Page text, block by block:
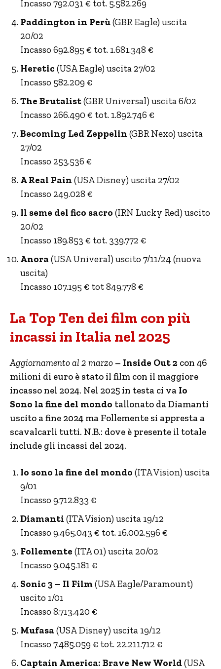
Incasso 792.031 € tot. 5.582.269
Paddington in Perù(GBR Eagle) uscita
20/02
Incasso 692.895 € tot. 1.681.348 €
Heretic (USA Eagle) uscita 27/02
Incasso 582.209 €
The Brutalist(GBR Universal) uscita 6/02
Incasso 266.490 € tot. 1.892.746 €
Becoming Led Zeppelin (GBR Nexo) uscita
27/02
Incasso 253.536 €
A Real Pain (USA Disney) uscita 27/02
Incasso 249.028 €
Il seme del fico sacro (IRN Lucky Red) uscito
20/02
Incasso 189.853 € tot. 339.772 €
Anora (USA Univeral) uscito 7/11/24 (nuova
uscita)
Incasso 107.195 € tot 849.778 €
La Top Ten dei film con più
incassi in Italia nel 2025
Aggiornamento al 2 marzo – Inside Out 2 con 46
milioni di euro è stato il film con il maggiore
incasso nel 2024. Nel 2025 in testa ci va Io
Sono la fine del mondo tallonato da Diamanti
uscito a fine 2024 ma Follemente si appresta a
scavalcarli tutti. N.B.: dove è presente il totale
include gli incassi del 2024.
Io sono la fine del mondo (ITA Vision) uscita
9/01
Incasso 9.712.833 €
Diamanti (ITA Vision) uscita 19/12
Incasso 9.465.043 € tot. 16.002.596 €
Follemente (ITA 01) uscita 20/02
Incasso 9.045.181 €
Sonic 3 – Il Film(USA Eagle/Paramount)
uscito 1/01
Incasso 8.713.420 €
Mufasa (USA Disney) uscita 19/12
Incasso 7.485.059 € tot. 22.211.712 €
Captain America: Brave New World(USA